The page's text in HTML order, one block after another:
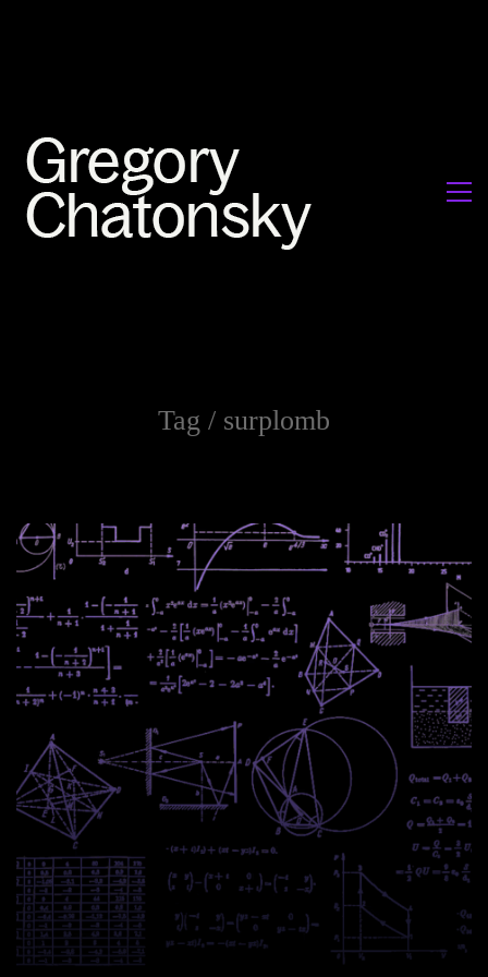
Tag / surplomb